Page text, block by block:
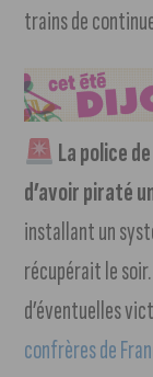
trains de
La police
d’avoir piraté
installant un
récupérait le
d’éventuelles
confrères de